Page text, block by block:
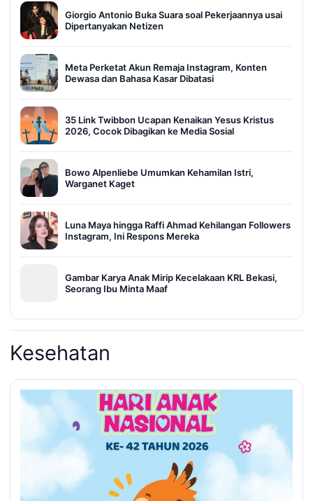
Giorgio Antonio Buka Suara soal Pekerjaannya usai
Dipertanyakan Netizen
Meta Perketat Akun Remaja Instagram, Konten
Dewasa dan Bahasa Kasar Dibatasi
35 Link Twibbon Ucapan Kenaikan Yesus Kristus
2026, Cocok Dibagikan ke Media Sosial
Bowo Alpenliebe Umumkan Kehamilan Istri,
Warganet Kaget
Luna Maya hingga Raffi Ahmad Kehilangan Followers
Instagram, Ini Respons Mereka
Gambar Karya Anak Mirip Kecelakaan KRL Bekasi,
Seorang Ibu Minta Maaf
Kesehatan